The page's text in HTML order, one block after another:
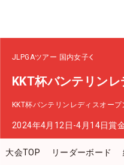
JLPGAツアー 国内女子
KKT杯バンテリンレ
KKT杯バンテリンレディスオープ
2024年4月12日-4月14日賞
大会TOP リーダーボード